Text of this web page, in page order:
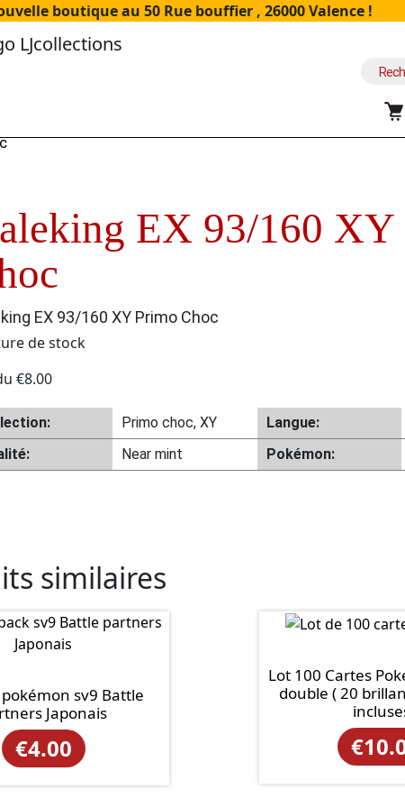
boutique au 50 Rue bouffier , 26000 Valence !
EX 93/160 XY
EX 93/160 XY Primo Choc
de stock
€8.00
Primo choc, XY Langue:
Near mint Pokémon:
similaires
sv9 Battle
Japonais
€4.00
Lot 100 Cartes
double ( 20
€